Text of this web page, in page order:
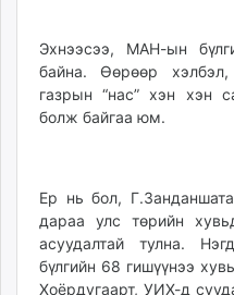
Эхнээсээ, МАН-ын
байна. Өөрөөр хэлбэл,
газрын “нас” хэн хэн
болж байгаа юм.
Ер нь бол,
дараа улс төрийн
асуудалтай тулна.
бүлгийн 68 гишүүнээ
Хоёрдугаарт, УИХ-д